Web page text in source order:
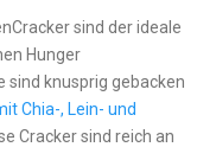
sind der ideale
Hunger
sind knusprig gebacken
Chia-, Lein- und
Cracker sind reich an